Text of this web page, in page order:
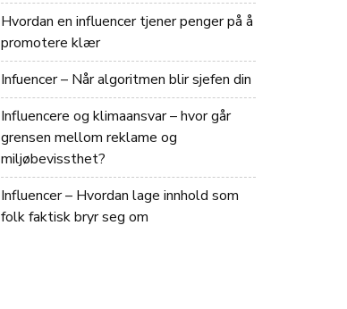
Hvordan en influencer tjener penger på å
promotere klær
Infuencer – Når algoritmen blir sjefen din
Influencere og klimaansvar – hvor går
grensen mellom reklame og
miljøbevissthet?
Influencer – Hvordan lage innhold som
folk faktisk bryr seg om